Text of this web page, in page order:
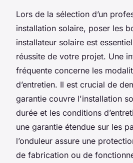
Lors de la sélection d’un
installation solaire, poser les
installateur solaire est
réussite de votre projet. Une
fréquente concerne les
d’entretien. Il est crucial de
garantie couvre l'installation
durée et les conditions
une garantie étendue sur les
l’onduleur assure une
de fabrication ou de